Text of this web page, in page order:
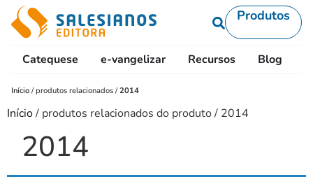
Produtos
Catequese e-vangelizar Recursos Blog
Início /produtos relacionados /2014
Início/ produtos relacionados do produto / 2014
2014